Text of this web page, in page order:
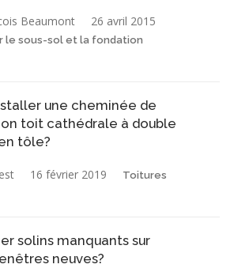
Beaumont 26 avril 2015
le sous-sol et la fondation
une cheminée de
toit cathédrale à double
tôle?
16 février 2019 Toitures
solins manquants sur
neuves?